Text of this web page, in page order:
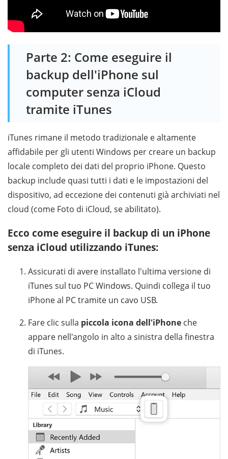
Parte 2: Come eseguire il
backup dell'iPhone sul
computer senza iCloud
tramite iTunes
iTunes rimane il metodo tradizionale e altamente
affidabile per gli utenti Windows per creare un backup
locale completo dei dati del proprio iPhone. Questo
backup include quasi tutti i dati e le impostazioni del
dispositivo, ad eccezione dei contenuti già archiviati nel
cloud (come Foto di iCloud, se abilitato).
Ecco come eseguire il backup di un iPhone
senza iCloud utilizzando iTunes:
Assicurati di avere installato l'ultima versione di
iTunes sul tuo PC Windows. Quindi collega il tuo
iPhone al PC tramite un cavo USB.
Fare clic sulla piccola icona dell'iPhone che
appare nell'angolo in alto a sinistra della finestra
di iTunes.